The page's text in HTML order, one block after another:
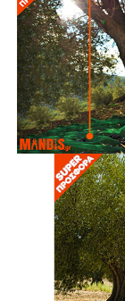
Συστήματα
&
Τρόφιμα